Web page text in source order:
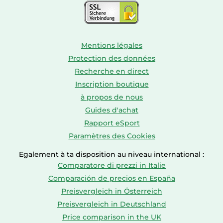
Mentions légales
Protection des données
Recherche en direct
Inscription boutique
à propos de nous
Guides d'achat
Rapport eSport
Paramètres des Cookies
Egalement à ta disposition au niveau international :
Comparatore di prezzi in Italie
Comparación de precios en España
Preisvergleich in Österreich
Preisvergleich in Deutschland
Price comparison in the UK